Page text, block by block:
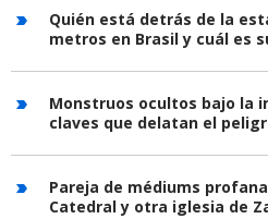
Quién está detrás de la
metros en Brasil y cuál es
Monstruos ocultos bajo la
claves que delatan el
Pareja de médiums
Catedral y otra iglesia de